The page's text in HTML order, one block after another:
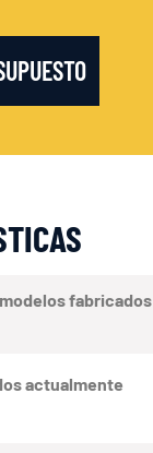
fabricados
actualmente